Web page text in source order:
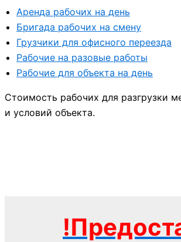
Аренда рабочих на день
Бригада рабочих на смену
Грузчики для офисного переезда
Рабочие на разовые работы
Рабочие для объекта на день
Стоимость рабочих для разгрузки
и условий объекта.